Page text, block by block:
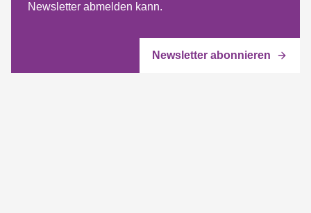
Newsletter abmelden kann.